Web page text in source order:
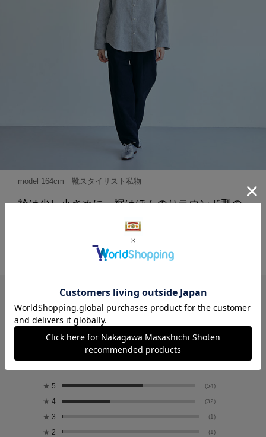
model 164cm 靴スタイリスト私物
衿は少し小さめに、裾はほんのりラウンド型の
上品なデザイン。モノトーンにもカラーパンツ
にも似合う定番のかたちです。
レビュー
4.6
レビュー件数： 件
★ 5 (54)
★ 4 (32)
★ 3 (1)
★ 2 (1)